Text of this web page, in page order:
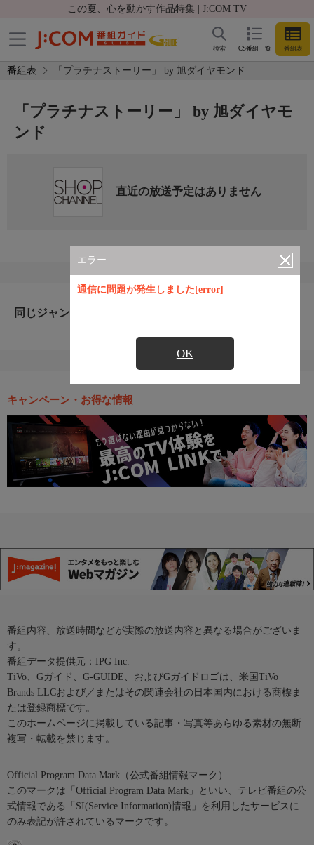
この夏、心を動かす作品特集 | J:COM TV
CS番組一覧 番組表
検索
番組表 「プラチナストーリー」 by 旭ダイヤモンド
エラー
通信に問題が発生しました[error]
OK
「プラチナストーリー」 by 旭ダイヤモ
ンド
直近の放送予定はありません
同じジャンルのおすすめ番組
キャンペーン・お得な情報
番組内容、放送時間などが実際の放送内容と異なる場合がございま
す。
番組データ提供元：IPG Inc.
TiVo、Gガイド、G-GUIDE、およびGガイドロゴは、米国TiVo
Brands LLCおよび／またはその関連会社の日本国内における商標ま
たは登録商標です。
このホームページに掲載している記事・写真等あらゆる素材の無断
複写・転載を禁じます。
Official Program Data Mark（公式番組情報マーク）
このマークは「Official Program Data Mark」といい、テレビ番組の公
式情報である「SI(Service Information)情報」を利用したサービスに
のみ表記が許されているマークです。